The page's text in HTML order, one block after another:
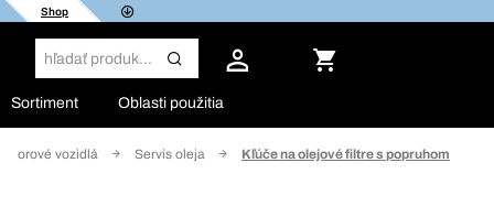
Shop
Sortiment Oblasti použitia
vozidlá Servis oleja Kľúče na olejové filtre s popruhom